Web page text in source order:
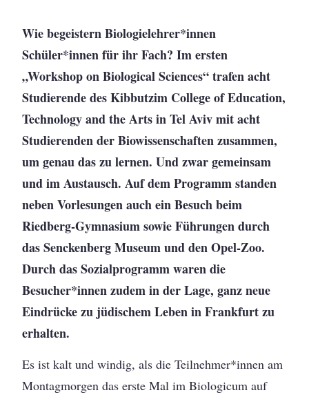
Wie begeistern Biologielehrer*innen
Schüler*innen für ihr Fach? Im ersten
„Workshop on Biological Sciences“ trafen acht
Studierende des Kibbutzim College of Education,
Technology and the Arts in Tel Aviv mit acht
Studierenden der Biowissenschaften zusammen,
um genau das zu lernen. Und zwar gemeinsam
und im Austausch. Auf dem Programm standen
neben Vorlesungen auch ein Besuch beim
Riedberg-Gymnasium sowie Führungen durch
das Senckenberg Museum und den Opel-Zoo.
Durch das Sozialprogramm waren die
Besucher*innen zudem in der Lage, ganz neue
Eindrücke zu jüdischem Leben in Frankfurt zu
erhalten.
Es ist kalt und windig, als die Teilnehmer*innen am
Montagmorgen das erste Mal im Biologicum auf